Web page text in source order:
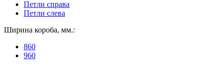
Петли справа
Петли слева
Ширина короба, мм.:
860
960